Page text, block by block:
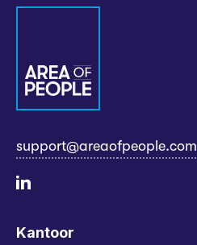
support@areaofpeople.com
Kantoor